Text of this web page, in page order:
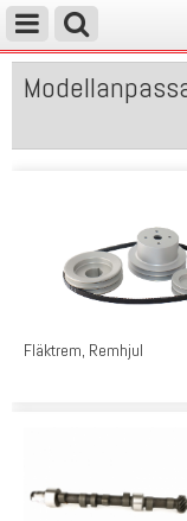
Fläktrem, Remhjul